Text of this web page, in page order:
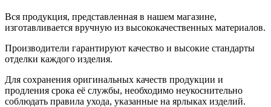
Вся продукция, представленная в нашем магазине,
изготавливается вручную из высококачественных материалов.
Производители гарантируют качество и высокие стандарты
отделки каждого изделия.
Для сохранения оригинальных качеств продукции и
продления срока её службы, необходимо неукоснительно
соблюдать правила ухода, указанные на ярлыках изделий.